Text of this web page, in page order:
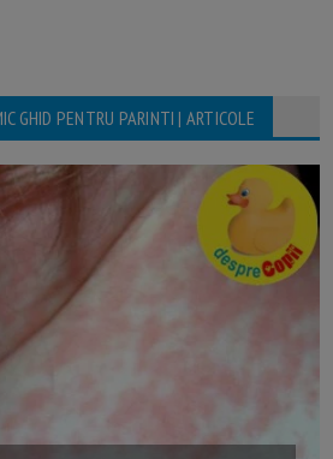
GHID PENTRU PARINTI | ARTICOLE